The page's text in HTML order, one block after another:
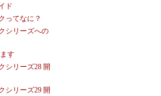
ド
ってなに？
シリーズへの
す
シリーズ28 開
シリーズ29 開